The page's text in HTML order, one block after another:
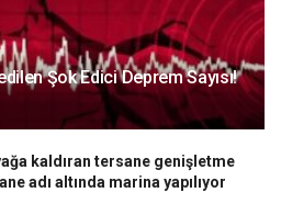
Şok Edici Deprem Sayısı!
kaldıran tersane genişletme
adı altında marina yapılıyor